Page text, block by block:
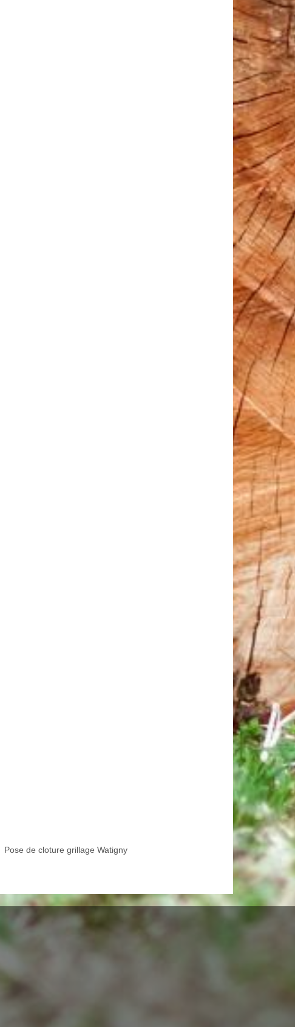
Pose de cloture grillage Watigny